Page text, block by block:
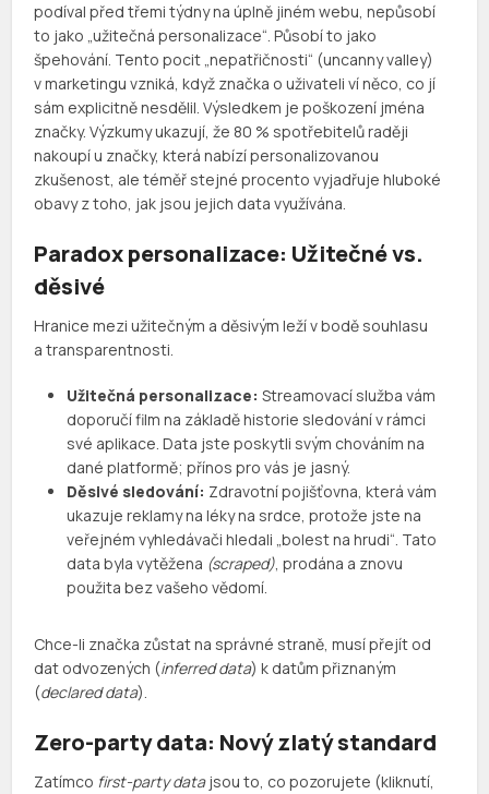
podíval před třemi týdny na úplně jiném webu, nepůsobí
to jako „užitečná personalizace“. Působí to jako
špehování. Tento pocit „nepatřičnosti“ (uncanny valley)
v marketingu vzniká, když značka o uživateli ví něco, co jí
sám explicitně nesdělil. Výsledkem je poškození jména
značky. Výzkumy ukazují, že 80 % spotřebitelů raději
nakoupí u značky, která nabízí personalizovanou
zkušenost, ale téměř stejné procento vyjadřuje hluboké
obavy z toho, jak jsou jejich data využívána.
Paradox personalizace: Užitečné vs.
děsivé
Hranice mezi užitečným a děsivým leží v bodě souhlasu
a transparentnosti.
Užitečná personalizace: Streamovací služba vám
doporučí film na základě historie sledování v rámci
své aplikace. Data jste poskytli svým chováním na
dané platformě; přínos pro vás je jasný.
Děsivé sledování: Zdravotní pojišťovna, která vám
ukazuje reklamy na léky na srdce, protože jste na
veřejném vyhledávači hledali „bolest na hrudi“. Tato
data byla vytěžena (scraped), prodána a znovu
použita bez vašeho vědomí.
Chce-li značka zůstat na správné straně, musí přejít od
dat odvozených (inferred data) k datům přiznaným
(declared data).
Zero-party data: Nový zlatý standard
Zatímco first-party datajsou to, co pozorujete (kliknutí,